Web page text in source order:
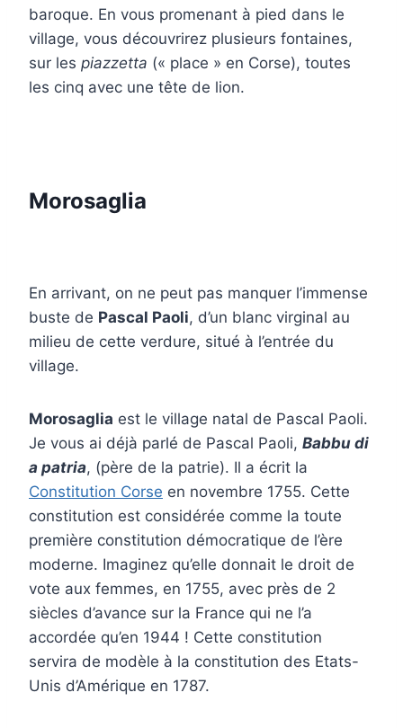
baroque. En vous promenant à pied dans le
village, vous découvrirez plusieurs fontaines,
sur les piazzetta (« place » en Corse), toutes
les cinq avec une tête de lion.
Morosaglia
En arrivant, on ne peut pas manquer l’immense
buste de Pascal Paoli, d’un blanc virginal au
milieu de cette verdure, situé à l’entrée du
village.
Morosaglia est le village natal de Pascal Paoli.
Je vous ai déjà parlé de Pascal Paoli, Babbu di
a patria, (père de la patrie). Il a écrit la
Constitution Corse en novembre 1755. Cette
constitution est considérée comme la toute
première constitution démocratique de l’ère
moderne. Imaginez qu’elle donnait le droit de
vote aux femmes, en 1755, avec près de 2
siècles d’avance sur la France qui ne l’a
accordée qu’en 1944 ! Cette constitution
servira de modèle à la constitution des Etats-
Unis d’Amérique en 1787.